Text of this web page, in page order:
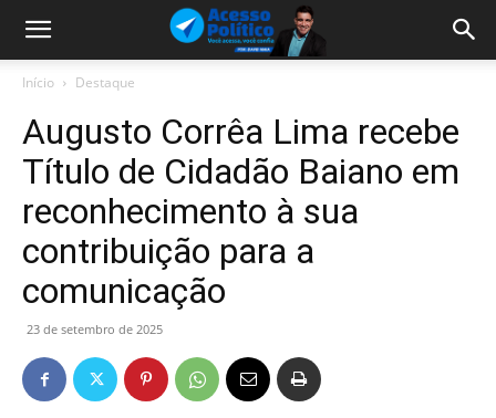
Início Destaque
Augusto Corrêa Lima recebe
Título de Cidadão Baiano em
reconhecimento à sua
contribuição para a
comunicação
23 de setembro de 2025